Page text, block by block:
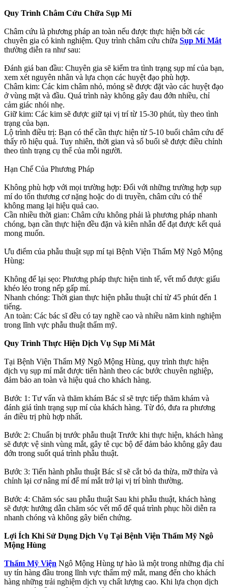
Quy Trình Châm Cứu Chữa Sụp Mí
Châm cứu là phương pháp an toàn nếu được thực hiện bởi các
chuyên gia có kinh nghiệm. Quy trình châm cứu chữa Sụp Mí Mắt
thường diễn ra như sau:
Đánh giá ban đầu: Chuyên gia sẽ kiểm tra tình trạng sụp mí của bạn,
xem xét nguyên nhân và lựa chọn các huyệt đạo phù hợp.
Châm kim: Các kim châm nhỏ, mỏng sẽ được đặt vào các huyệt đạo
ở vùng mặt và đầu. Quá trình này không gây đau đớn nhiều, chỉ
cảm giác nhói nhẹ.
Giữ kim: Các kim sẽ được giữ tại vị trí từ 15-30 phút, tùy theo tình
trạng của bạn.
Lộ trình điều trị: Bạn có thể cần thực hiện từ 5-10 buổi châm cứu để
thấy rõ hiệu quả. Tuy nhiên, thời gian và số buổi sẽ được điều chỉnh
theo tình trạng cụ thể của mỗi người.
Hạn Chế Của Phương Pháp
Không phù hợp với mọi trường hợp: Đối với những trường hợp sụp
mí do tổn thương cơ nặng hoặc do di truyền, châm cứu có thể
không mang lại hiệu quả cao.
Cần nhiều thời gian: Châm cứu không phải là phương pháp nhanh
chóng, bạn cần thực hiện đều đặn và kiên nhẫn để đạt được kết quả
mong muốn.
Ưu điểm của phẫu thuật sụp mí tại Bệnh Viện Thẩm Mỹ Ngô Mộng
Hùng:
Không để lại sẹo: Phương pháp thực hiện tinh tế, vết mổ được giấu
khéo léo trong nếp gấp mí.
Nhanh chóng: Thời gian thực hiện phẫu thuật chỉ từ 45 phút đến 1
tiếng.
An toàn: Các bác sĩ đều có tay nghề cao và nhiều năm kinh nghiệm
trong lĩnh vực phẫu thuật thẩm mỹ.
Quy Trình Thực Hiện Dịch Vụ Sụp Mí Mắt
Tại Bệnh Viện Thẩm Mỹ Ngô Mộng Hùng, quy trình thực hiện
dịch vụ sụp mí mắt được tiến hành theo các bước chuyên nghiệp,
đảm bảo an toàn và hiệu quả cho khách hàng.
Bước 1: Tư vấn và thăm khám Bác sĩ sẽ trực tiếp thăm khám và
đánh giá tình trạng sụp mí của khách hàng. Từ đó, đưa ra phương
án điều trị phù hợp nhất.
Bước 2: Chuẩn bị trước phẫu thuật Trước khi thực hiện, khách hàng
sẽ được vệ sinh vùng mắt, gây tê cục bộ để đảm bảo không gây đau
đớn trong suốt quá trình phẫu thuật.
Bước 3: Tiến hành phẫu thuật Bác sĩ sẽ cắt bỏ da thừa, mỡ thừa và
chỉnh lại cơ nâng mí để mí mắt trở lại vị trí bình thường.
Bước 4: Chăm sóc sau phẫu thuật Sau khi phẫu thuật, khách hàng
sẽ được hướng dẫn chăm sóc vết mổ để quá trình phục hồi diễn ra
nhanh chóng và không gây biến chứng.
Lợi Ích Khi Sử Dụng Dịch Vụ Tại Bệnh Viện Thẩm Mỹ Ngô
Mộng Hùng
Thẩm Mỹ Viện Ngô Mộng Hùng tự hào là một trong những địa chỉ
uy tín hàng đầu trong lĩnh vực thẩm mỹ mắt, mang đến cho khách
hàng những trải nghiệm dịch vụ chất lượng cao. Khi lựa chọn dịch